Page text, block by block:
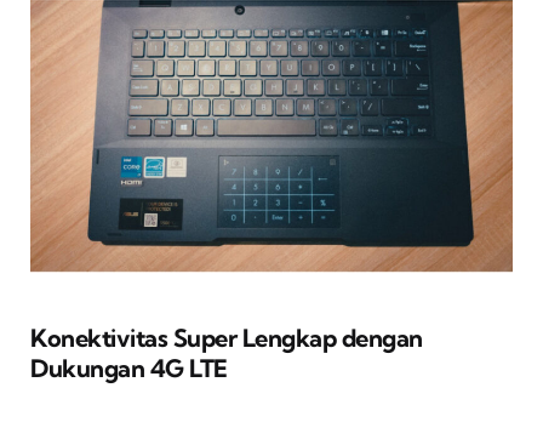
Konektivitas Super Lengkap dengan
Dukungan 4G LTE